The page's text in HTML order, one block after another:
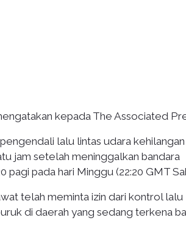
kepada The Associated
lalu lintas udara kehilangan
jam setelah meninggalkan bandara
pagi pada hari Minggu (22:20 GMT
telah meminta izin dari kontrol lalu
di daerah yang sedang terkena